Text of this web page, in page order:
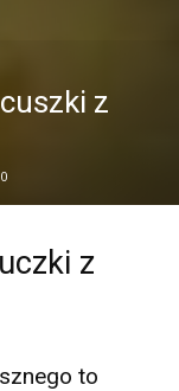
z
0
z
to